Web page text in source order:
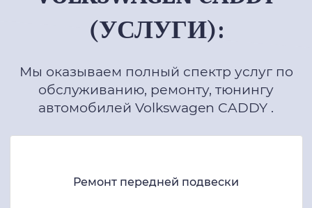
(УСЛУГИ):
Мы оказываем полный спектр услуг по
обслуживанию, ремонту, тюнингу
автомобилей Volkswagen CADDY .
Ремонт передней подвески